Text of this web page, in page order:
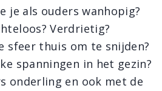
je als ouders wanhopig?
Verdrietig?
sfeer thuis om te snijden?
spanningen in het gezin?
onderling en ook met de